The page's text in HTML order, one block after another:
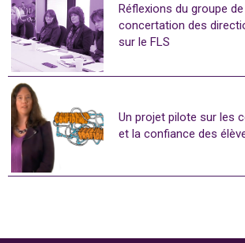
Réflexions du groupe de
concertation des
sur le FLS
Un projet pilote sur les
et la confiance des